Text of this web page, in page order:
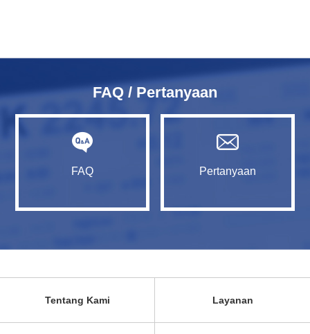
FAQ / Pertanyaan
FAQ Pertanyaan
Tentang Kami Layanan